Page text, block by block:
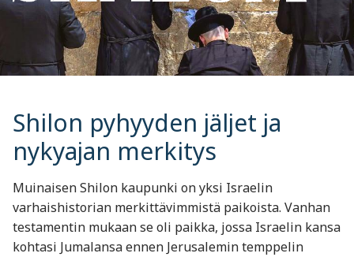
Hae:
Shilon pyhyyden jäljet ja
nykyajan merkitys
Muinaisen Shilon kaupunki on yksi Israelin
varhaishistorian merkittävimmistä paikoista. Vanhan
testamentin mukaan se oli paikka, jossa Israelin kansa
kohtasi Jumalansa ennen Jerusalemin temppelin